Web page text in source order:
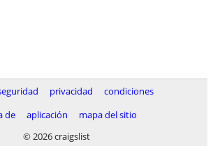
privacidad
condiciones
de
aplicación
mapa del sitio
© 2026 craigslist